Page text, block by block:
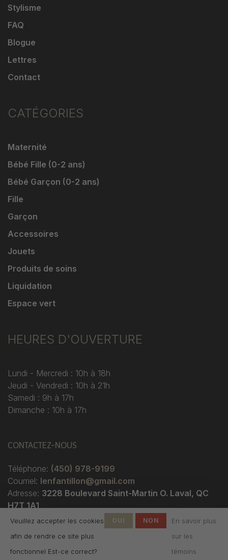
Stylisme
FAQ
Blogue
Lettres
Contact
CATÉGORIES
Maternité
Bébé Fille (0-2 ans)
Bébé Garçon (0-2 ans)
Fille
Garçon
Accessoires
Jouets
Produits de soins
Liquidation
Espace vert
HEURES D'OUVERTURE
Lundi - Mercredi : 10h à 18h
Jeudi - Vendredi : 10h à 21h
Samedi : 9h à 17h
Dimanche : 10h à 17h
CONTACTEZ-NOUS
Téléphone: (450) 978-9199
Courriel: lenfantillon@gmail.com
Adresse: 3228 Boulevard Saint-Martin O. Laval, QC
H7T 1A1
Veuillez accepter les cookies
afin de rendre ce site plus
fonctionnel Est-ce correct?
OUI NON
En savoir plus
sur les
témoins